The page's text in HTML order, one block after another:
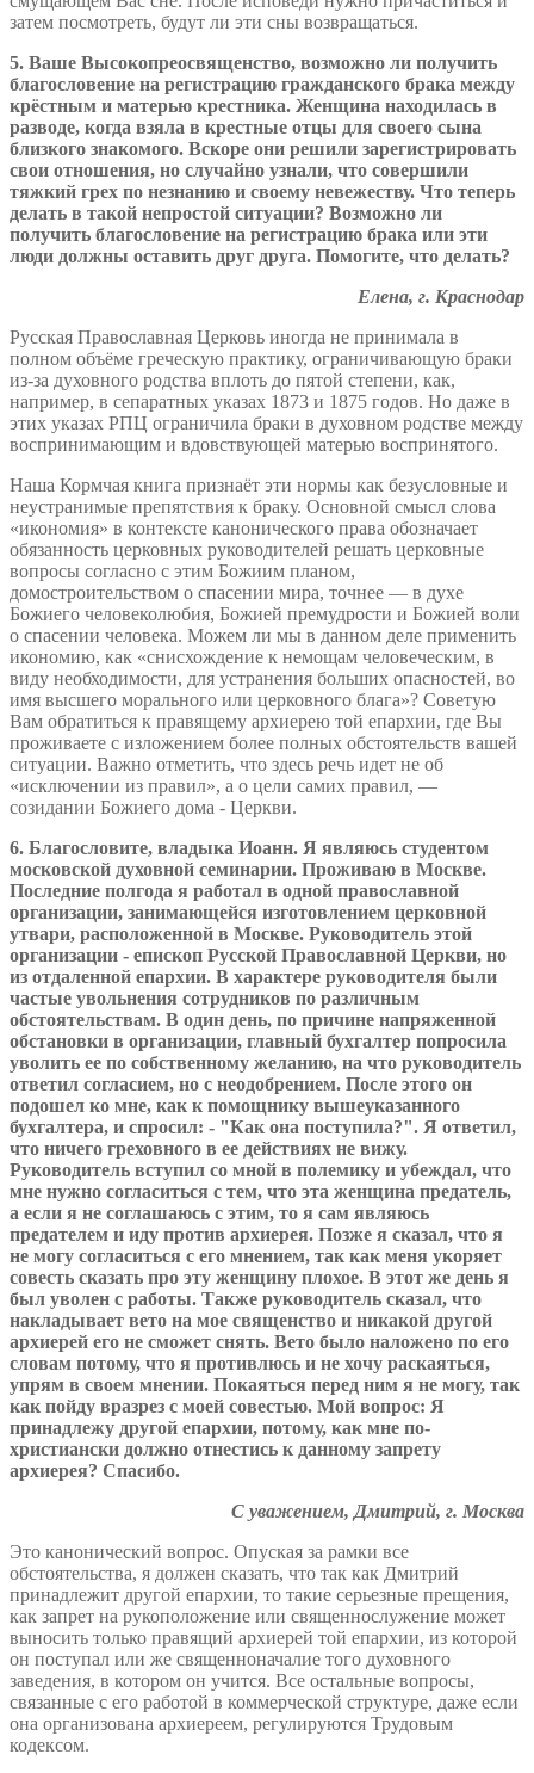
затем посмотреть, будут ли эти сны возвращаться.
5. Ваше Высокопреосвященство, возможно ли получить
благословение на регистрацию гражданского брака между
крёстным и матерью крестника. Женщина находилась в
разводе, когда взяла в крестные отцы для своего сына
близкого знакомого. Вскоре они решили зарегистрировать
свои отношения, но случайно узнали, что совершили
тяжкий грех по незнанию и своему невежеству. Что теперь
делать в такой непростой ситуации? Возможно ли
получить благословение на регистрацию брака или эти
люди должны оставить друг друга. Помогите, что делать?
Елена, г. Краснодар
Русская Православная Церковь иногда не принимала в
полном объёме греческую практику, ограничивающую браки
из-за духовного родства вплоть до пятой степени, как,
например, в сепаратных указах 1873 и 1875 годов. Но даже в
этих указах РПЦ ограничила браки в духовном родстве между
воспринимающим и вдовствующей матерью воспринятого.
Наша Кормчая книга признаёт эти нормы как безусловные и
неустранимые препятствия к браку. Основной смысл слова
«икономия» в контексте канонического права обозначает
обязанность церковных руководителей решать церковные
вопросы согласно с этим Божиим планом,
домостроительством о спасении мира, точнее — в духе
Божиего человеколюбия, Божией премудрости и Божией воли
о спасении человека. Можем ли мы в данном деле применить
икономию, как «снисхождение к немощам человеческим, в
виду необходимости, для устранения больших опасностей, во
имя высшего морального или церковного блага»? Советую
Вам обратиться к правящему архиерею той епархии, где Вы
проживаете с изложением более полных обстоятельств вашей
ситуации. Важно отметить, что здесь речь идет не об
«исключении из правил», а о цели самих правил, —
созидании Божиего дома - Церкви.
6. Благословите, владыка Иоанн. Я являюсь студентом
московской духовной семинарии. Проживаю в Москве.
Последние полгода я работал в одной православной
организации, занимающейся изготовлением церковной
утвари, расположенной в Москве. Руководитель этой
организации - епископ Русской Православной Церкви, но
из отдаленной епархии. В характере руководителя были
частые увольнения сотрудников по различным
обстоятельствам. В один день, по причине напряженной
обстановки в организации, главный бухгалтер попросила
уволить ее по собственному желанию, на что руководитель
ответил согласием, но с неодобрением. После этого он
подошел ко мне, как к помощнику вышеуказанного
бухгалтера, и спросил: - "Как она поступила?". Я ответил,
что ничего греховного в ее действиях не вижу.
Руководитель вступил со мной в полемику и убеждал, что
мне нужно согласиться с тем, что эта женщина предатель,
а если я не соглашаюсь с этим, то я сам являюсь
предателем и иду против архиерея. Позже я сказал, что я
не могу согласиться с его мнением, так как меня укоряет
совесть сказать про эту женщину плохое. В этот же день я
был уволен с работы. Также руководитель сказал, что
накладывает вето на мое священство и никакой другой
архиерей его не сможет снять. Вето было наложено по его
словам потому, что я противлюсь и не хочу раскаяться,
упрям в своем мнении. Покаяться перед ним я не могу, так
как пойду вразрез с моей совестью. Мой вопрос: Я
принадлежу другой епархии, потому, как мне по-
христиански должно отнестись к данному запрету
архиерея? Спасибо.
С уважением, Дмитрий, г. Москва
Это канонический вопрос. Опуская за рамки все
обстоятельства, я должен сказать, что так как Дмитрий
принадлежит другой епархии, то такие серьезные прещения,
как запрет на рукоположение или священнослужение может
выносить только правящий архиерей той епархии, из которой
он поступал или же священноначалие того духовного
заведения, в котором он учится. Все остальные вопросы,
связанные с его работой в коммерческой структуре, даже если
она организована архиереем, регулируются Трудовым
кодексом.